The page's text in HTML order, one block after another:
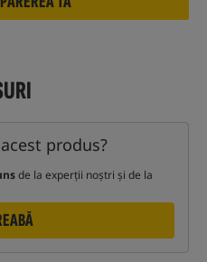
produs?
de la experții noștri și de la